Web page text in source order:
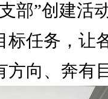
部”创建活
标任务，让
方向、奔有